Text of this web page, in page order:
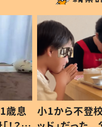
歳息
小1から不登